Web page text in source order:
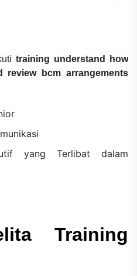
training understand how
review bcm arrangements
yang Terlibat dalam
Training